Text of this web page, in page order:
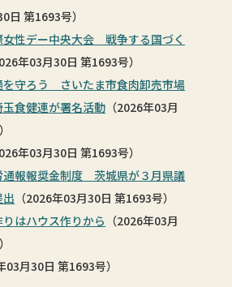
日 第1693号）
女性デー中央大会 戦争する国づく
年03月30日 第1693号）
を守ろう さいたま市食肉卸売市場
食健連が署名活動 （2026年03月
年03月30日 第1693号）
通報報奨金制度 茨城県が３月県議
（2026年03月30日 第1693号）
はハウス作りから （2026年03月
03月30日 第1693号）